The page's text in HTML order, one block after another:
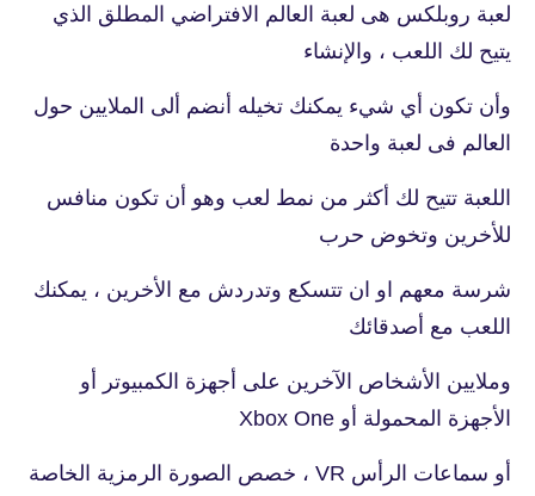
لعبة روبلكس هى لعبة العالم الافتراضي المطلق الذي
يتيح لك اللعب ، والإنشاء
وأن تكون أي شيء يمكنك تخيله أنضم ألى الملايين حول
العالم فى لعبة واحدة
اللعبة تتيح لك أكثر من نمط لعب وهو أن تكون منافس
للأخرين وتخوض حرب
شرسة معهم او ان تتسكع وتدردش مع الأخرين ، يمكنك
اللعب مع أصدقائك
وملايين الأشخاص الآخرين على أجهزة الكمبيوتر أو
الأجهزة المحمولة أو Xbox One
أو سماعات الرأس VR ، خصص الصورة الرمزية الخاصة